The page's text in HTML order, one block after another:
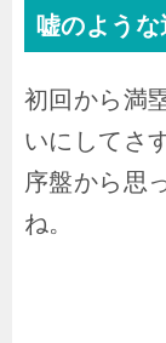
嘘のような
初回から満
いにしてさ
序盤から思
ね。